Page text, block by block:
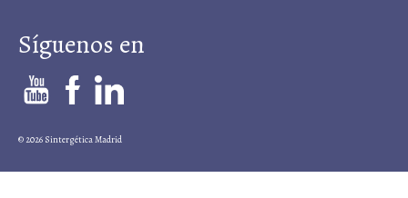
Síguenos en
© 2026 Sintergética Madrid